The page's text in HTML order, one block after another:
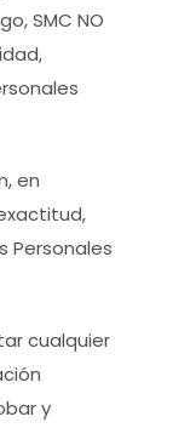
SMC NO
en
Personales
cualquier
y